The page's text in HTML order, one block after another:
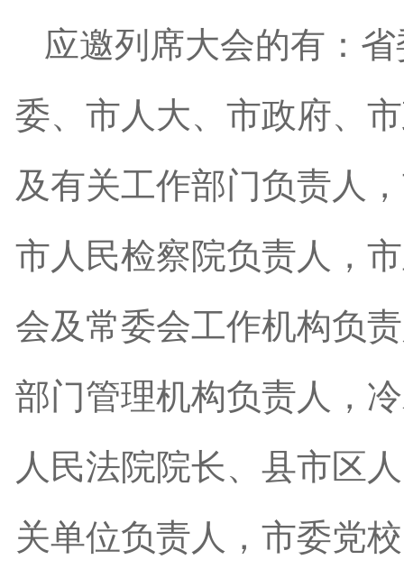
应邀列席大会的有：
委、市人大、市政府、
及有关工作部门负责人
市人民检察院负责人，
会及常委会工作机构负
部门管理机构负责人，
人民法院院长、县市区
关单位负责人，市委党